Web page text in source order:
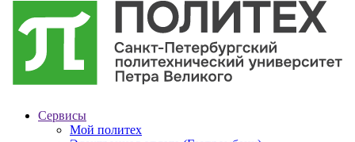
Сервисы
Мой политех